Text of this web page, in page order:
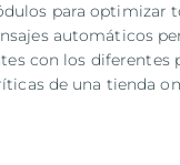
para optimizar
automáticos
con los diferentes
de una tienda